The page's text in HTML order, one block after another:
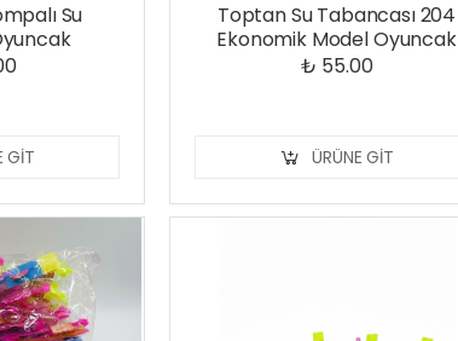
Su
GIT
Toptan Su Tabancası 204
Ekonomik Model Oyuncak
₺ 55.00
ÜRÜNE GIT